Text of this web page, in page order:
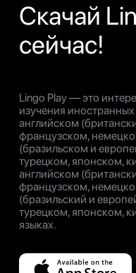
Скачай
сейчас!
Lingo Play — это
изучения
английском
французском,
(бразильском и
турецком, японском,
английском
французском,
(бразильский и
турецком, японском,
языках.